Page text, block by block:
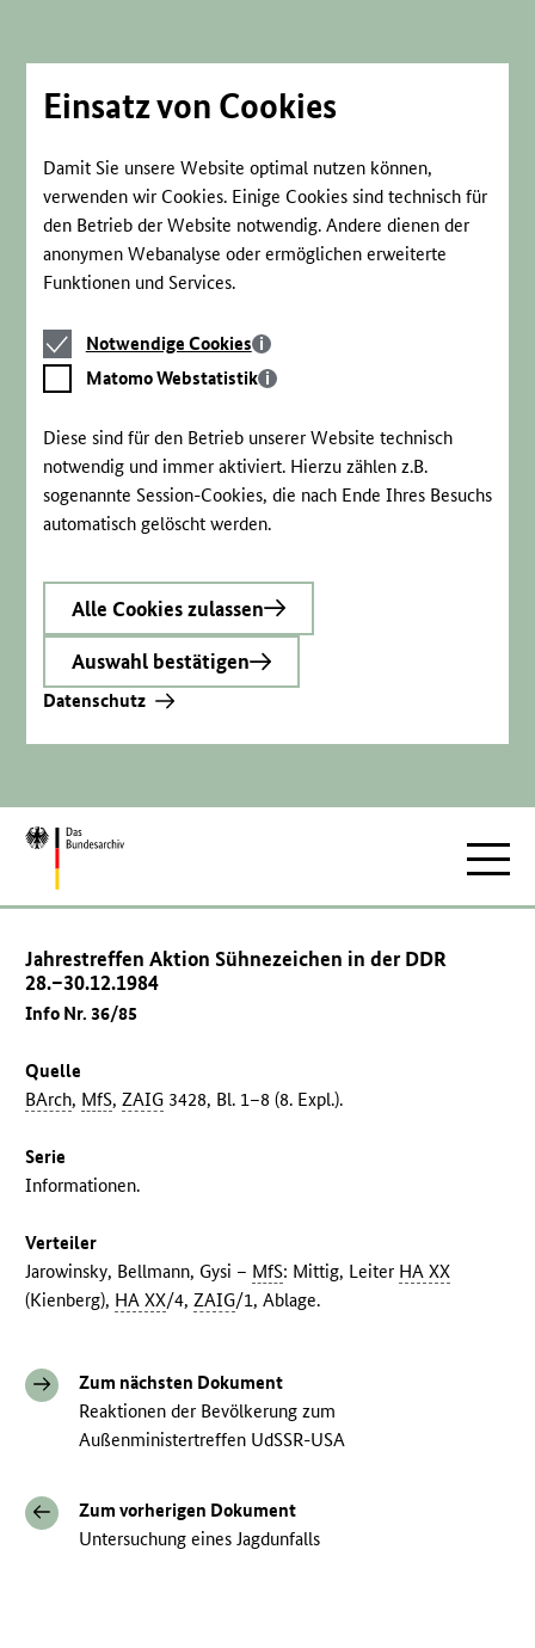
Einsatz von Cookies
Damit Sie unsere Website optimal nutzen können,
verwenden wir Cookies. Einige Cookies sind technisch für
den Betrieb der Website notwendig. Andere dienen der
anonymen Webanalyse oder ermöglichen erweiterte
Funktionen und Services.
Notwendige
Cookies
Notwendige Cookies
Matomo
Webstatistik
Matomo Webstatistik
Diese sind für den Betrieb unserer Website technisch
notwendig und immer aktiviert. Hierzu zählen z.B.
sogenannte Session-Cookies, die nach Ende Ihres Besuchs
automatisch gelöscht werden.
Alle Cookies zulassen
Auswahl bestätigen
Datenschutz
Zur
Jahrestreffen Aktion Sühnezeichen in der DDR
28.–30.12.1984
Info Nr. 36/85
Quelle
BArch, MfS,ZAIG 3428, Bl. 1–8 (8. Expl.).
Serie
Informationen.
Verteiler
Jarowinsky, Bellmann, Gysi – MfS: Mittig, Leiter HA XX
(Kienberg), HA XX/4,ZAIG/1, Ablage.
Zum nächsten Dokument
Reaktionen der Bevölkerung zum
Außenministertreffen UdSSR-USA
Zum vorherigen Dokument
Untersuchung eines Jagdunfalls